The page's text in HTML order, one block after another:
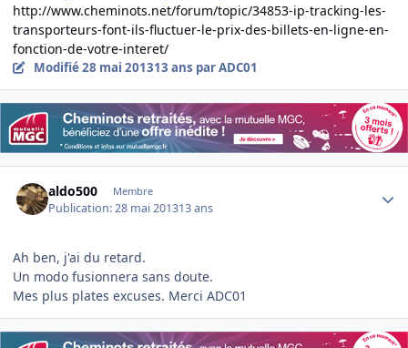
http://www.cheminots.net/forum/topic/34853-ip-tracking-les-
transporteurs-font-ils-fluctuer-le-prix-des-billets-en-ligne-en-
fonction-de-votre-interet/
Modifié28 mai 201313 ans par ADC01
aldo500 Membre
Publication:28 mai 201313 ans
Ah ben, j'ai du retard.
Un modo fusionnera sans doute.
Mes plus plates excuses. Merci ADC01